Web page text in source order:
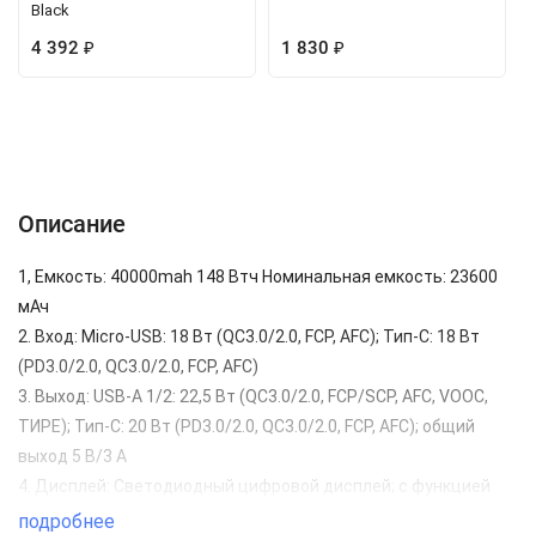
Black
4 392 ₽ 1 830 ₽
Описание
1, Емкость: 40000mah 148 Втч Номинальная емкость: 23600
мАч
2. Вход: Micro-USB: 18 Вт (QC3.0/2.0, FCP, AFC); Тип-C: 18 Вт
(PD3.0/2.0, QC3.0/2.0, FCP, AFC)
3. Выход: USB-A 1/2: 22,5 Вт (QC3.0/2.0, FCP/SCP, AFC, VOOC,
ТИРЕ); Тип-C: 20 Вт (PD3.0/2.0, QC3.0/2.0, FCP, AFC); общий
выход 5 В/3 А
4. Дисплей: Светодиодный цифровой дисплей; с функцией
настольной лампы
подробнее